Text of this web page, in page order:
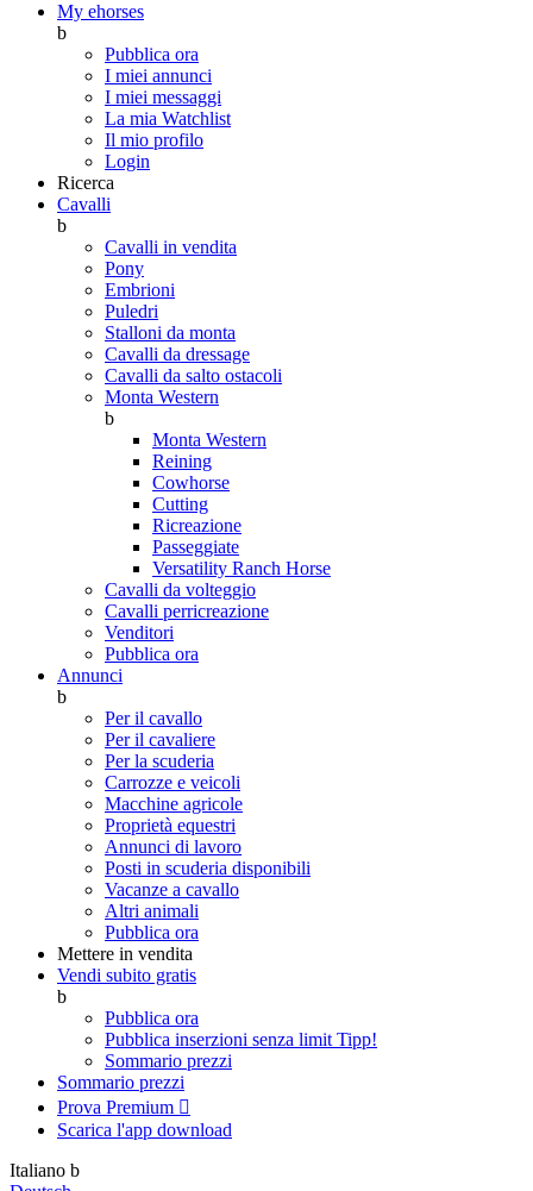
My ehorses
b
Pubblica ora
I miei annunci
I miei messaggi
La mia Watchlist
Il mio profilo
Login
Ricerca
Cavalli
b
Cavalli in vendita
Pony
Embrioni
Puledri
Stalloni da monta
Cavalli da dressage
Cavalli da salto ostacoli
Monta Western
b
Monta Western
Reining
Cowhorse
Cutting
Ricreazione
Passeggiate
Versatility Ranch Horse
Cavalli da volteggio
Cavalli perricreazione
Venditori
Pubblica ora
Annunci
b
Per il cavallo
Per il cavaliere
Per la scuderia
Carrozze e veicoli
Macchine agricole
Proprietà equestri
Annunci di lavoro
Posti in scuderia disponibili
Vacanze a cavallo
Altri animali
Pubblica ora
Mettere in vendita
Vendi subito gratis
b
Pubblica ora
Pubblica inserzioni senza limit Tipp!
Sommario prezzi
Sommario prezzi
Prova Premium 
Scarica l'app download
Italiano b